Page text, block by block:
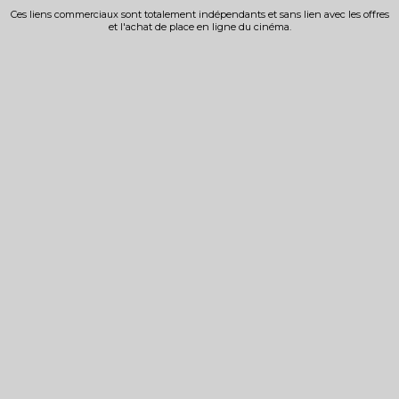
Ces liens commerciaux sont totalement indépendants et sans lien avec les offres
et l'achat de place en ligne du cinéma.